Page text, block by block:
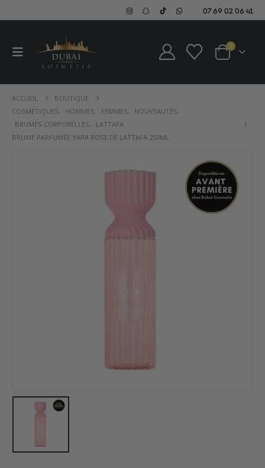
07 69 02 06 41
0
ACCUEIL
BOUTIQUE
COSMÉTIQUES, HOMMES, FEMMES, NOUVEAUTÉS,
BRUMES CORPORELLES,
LATTAFA
BRUME PARFUMÉE YARA ROSE DE LATTAFA 250ML